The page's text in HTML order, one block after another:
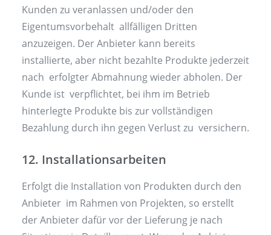
Kunden zu veranlassen und/oder den
Eigentumsvorbehalt allfälligen Dritten
anzuzeigen. Der Anbieter kann bereits
installierte, aber nicht bezahlte Produkte jederzeit
nach erfolgter Abmahnung wieder abholen. Der
Kunde ist verpflichtet, bei ihm im Betrieb
hinterlegte Produkte bis zur vollständigen
Bezahlung durch ihn gegen Verlust zu versichern.
12. Installationsarbeiten
Erfolgt die Installation von Produkten durch den
Anbieter im Rahmen von Projekten, so erstellt
der Anbieter dafür vor der Lieferung je nach